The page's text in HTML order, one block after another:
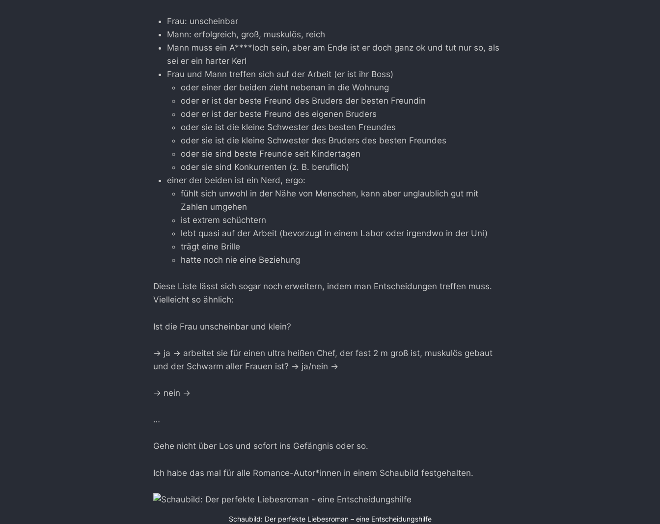
Frau: unscheinbar
Mann: erfolgreich, groß, muskulös, reich
Mann muss ein A****loch sein, aber am Ende ist er doch ganz ok und tut nur so, als
sei er ein harter Kerl
Frau und Mann treffen sich auf der Arbeit (er ist ihr Boss)
oder einer der beiden zieht nebenan in die Wohnung
oder er ist der beste Freund des Bruders der besten Freundin
oder er ist der beste Freund des eigenen Bruders
oder sie ist die kleine Schwester des besten Freundes
oder sie ist die kleine Schwester des Bruders des besten Freundes
oder sie sind beste Freunde seit Kindertagen
oder sie sind Konkurrenten (z. B. beruflich)
einer der beiden ist ein Nerd, ergo:
fühlt sich unwohl in der Nähe von Menschen, kann aber unglaublich gut mit
Zahlen umgehen
ist extrem schüchtern
lebt quasi auf der Arbeit (bevorzugt in einem Labor oder irgendwo in der Uni)
trägt eine Brille
hatte noch nie eine Beziehung
Diese Liste lässt sich sogar noch erweitern, indem man Entscheidungen treffen muss.
Vielleicht so ähnlich:
Ist die Frau unscheinbar und klein?
→ ja → arbeitet sie für einen ultra heißen Chef, der fast 2 m groß ist, muskulös gebaut
und der Schwarm aller Frauen ist? → ja/nein →
→ nein →
…
Gehe nicht über Los und sofort ins Gefängnis oder so.
Ich habe das mal für alle Romance-Autor*innen in einem Schaubild festgehalten.
Schaubild: Der perfekte Liebesroman – eine Entscheidungshilfe